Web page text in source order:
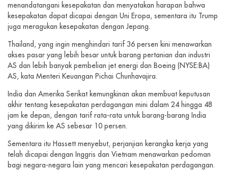
menandatangani kesepakatan dan menyatakan harapan bahwa
kesepakatan dapat dicapai dengan Uni Eropa, sementara itu Trump
juga meragukan kesepakatan dengan Jepang.
Thailand, yang ingin menghindari tarif 36 persen kini menawarkan
akses pasar yang lebih besar untuk barang pertanian dan industri
AS dan lebih banyak pembelian jet energi dan Boeing (NYSE:BA)
AS, kata Menteri Keuangan Pichai Chunhavajira.
India dan Amerika Serikat kemungkinan akan membuat keputusan
akhir tentang kesepakatan perdagangan mini dalam 24 hingga 48
jam ke depan, dengan tarif rata-rata untuk barang-barang India
yang dikirim ke AS sebesar 10 persen.
Sementara itu Hassett menyebut, perjanjian kerangka kerja yang
telah dicapai dengan Inggris dan Vietnam menawarkan pedoman
bagi negara-negara lain yang mencari kesepakatan perdagangan.